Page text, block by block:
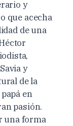
y
que acecha
de una
y
de la
en
pasión.
una forma